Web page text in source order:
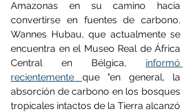
Amazonas en su camino hacia
convertirse en fuentes de carbono.
Wannes Hubau, que actualmente se
encuentra en el Museo Real de África
Central en Bélgica, informó
recientemente que "en general, la
absorción de carbono en los bosques
tropicales intactos de la Tierra alcanzó